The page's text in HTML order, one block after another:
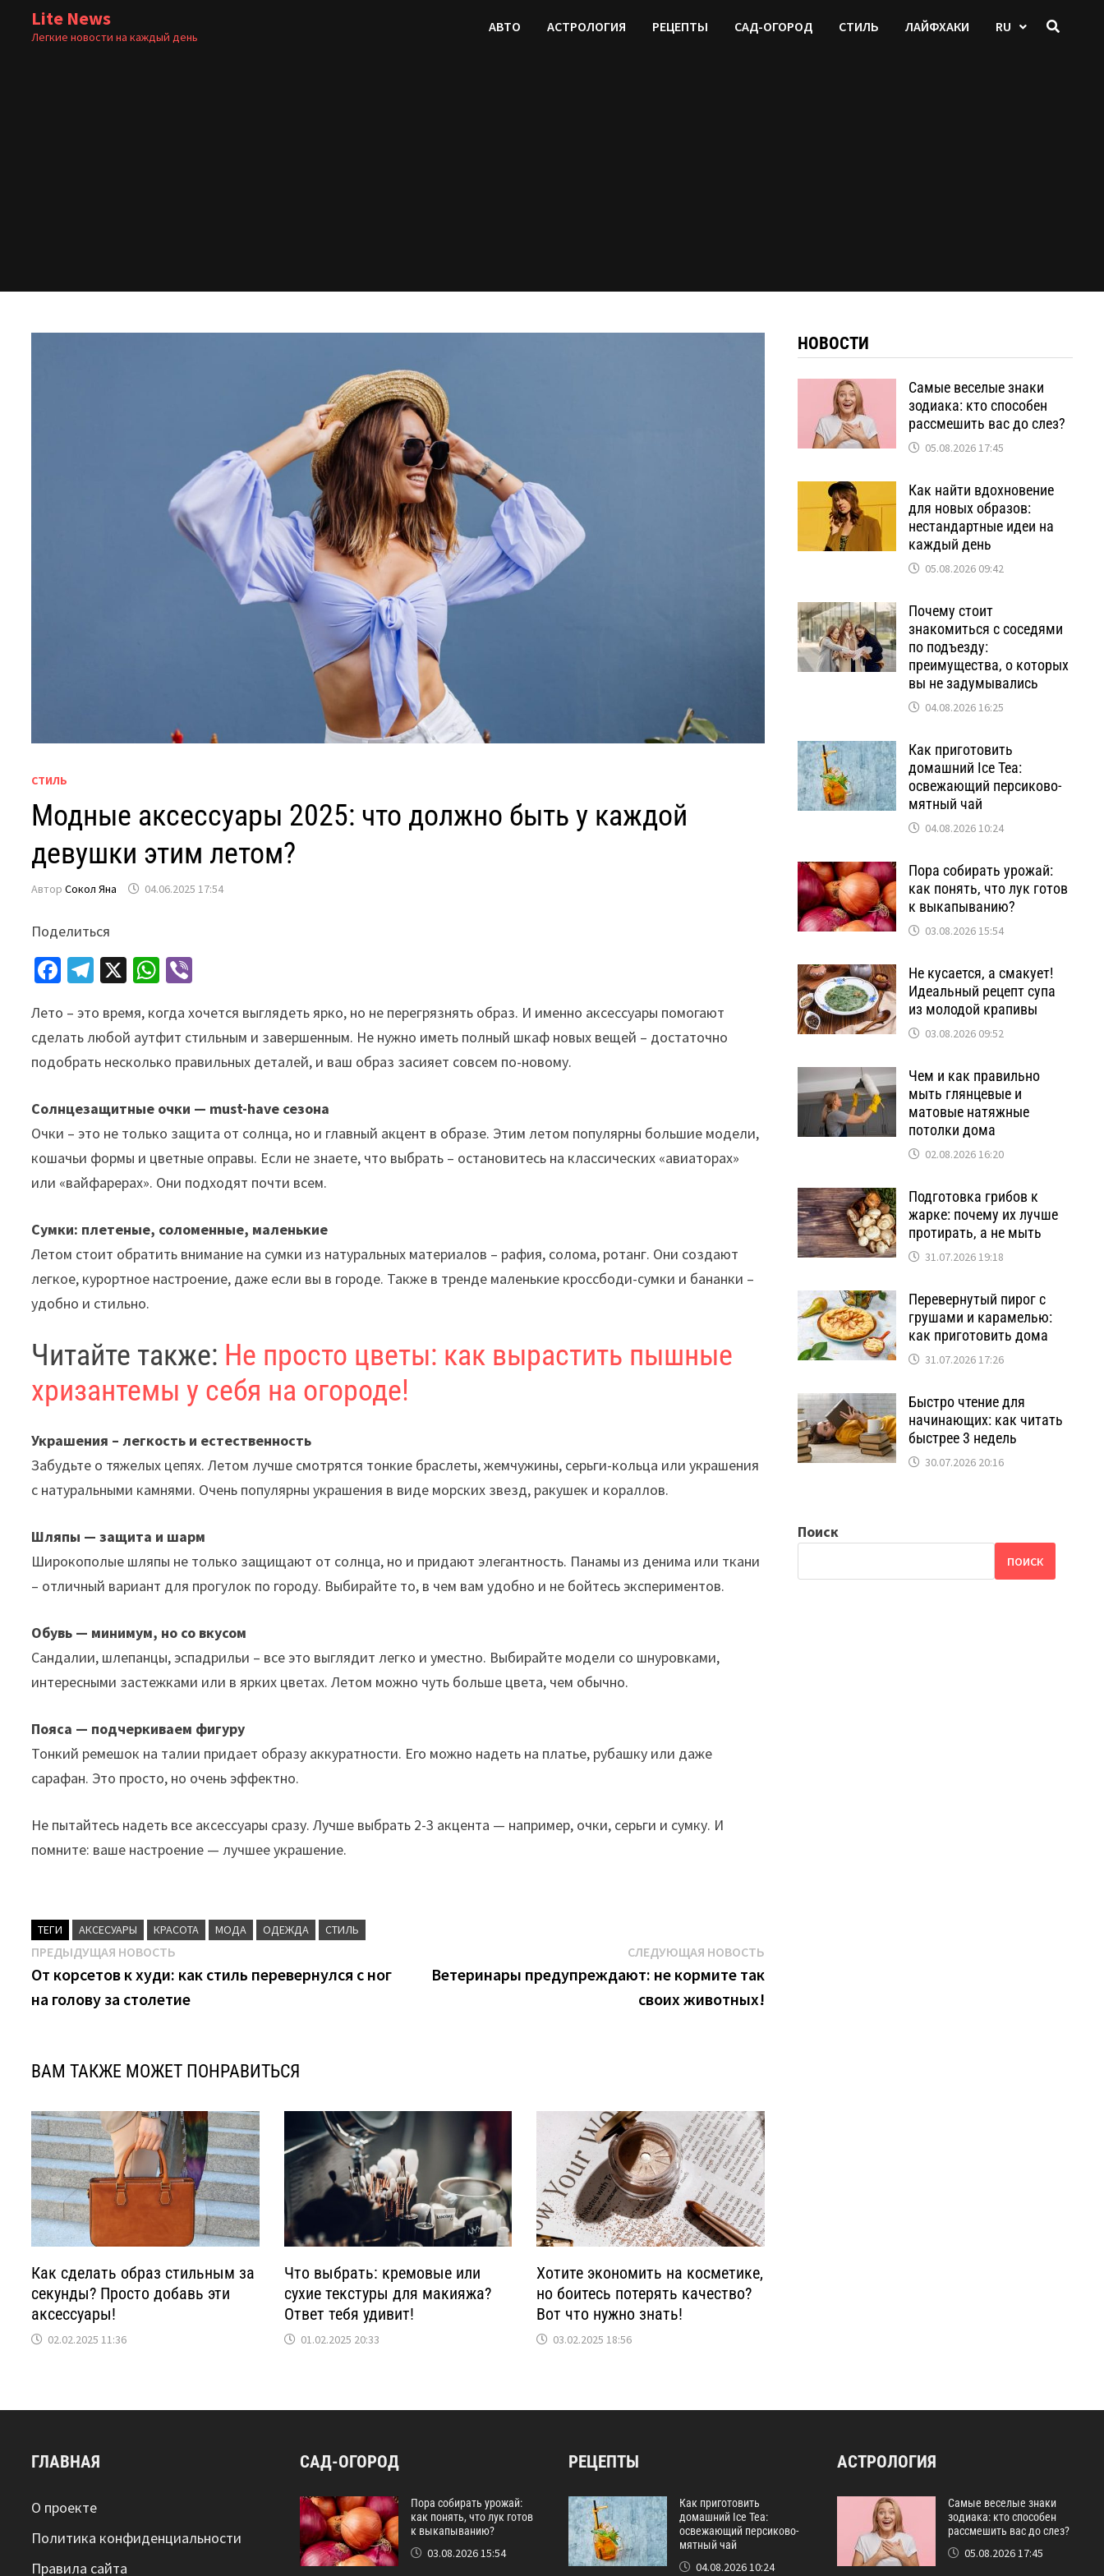
ПерейтиLite News
Легкие новости на каждый день
АВТО АСТРОЛОГИЯ РЕЦЕПТЫ САД-ОГОРОД СТИЛЬ ЛАЙФХАКИ RU
СТИЛЬ
Модные аксессуары 2025: что должно быть у каждой
девушки этим летом?
АвторСокол Яна 04.06.2025 17:54
Поделиться
Fa
b
o
o
k
Te
gr
a
m
X
W
at
sA
p
p
er
Лето – это время, когда хочется выглядеть ярко, но не перегрязнять образ. И именно аксессуары помогают
сделать любой аутфит стильным и завершенным. Не нужно иметь полный шкаф новых вещей – достаточно
подобрать несколько правильных деталей, и ваш образ засияет совсем по-новому.
Солнцезащитные очки — must-have сезона
Очки – это не только защита от солнца, но и главный акцент в образе. Этим летом популярны большие модели,
кошачьи формы и цветные оправы. Если не знаете, что выбрать – остановитесь на классических «авиаторах»
или «вайфарерах». Они подходят почти всем.
Сумки: плетеные, соломенные, маленькие
Летом стоит обратить внимание на сумки из натуральных материалов – рафия, солома, ротанг. Они создают
легкое, курортное настроение, даже если вы в городе. Также в тренде маленькие кроссбоди-сумки и бананки –
удобно и стильно.
Читайте также: Не просто цветы: как вырастить пышные
хризантемы у себя на огороде!
Украшения – легкость и естественность
Забудьте о тяжелых цепях. Летом лучше смотрятся тонкие браслеты, жемчужины, серьги-кольца или украшения
с натуральными камнями. Очень популярны украшения в виде морских звезд, ракушек и кораллов.
Шляпы — защита и шарм
Широкополые шляпы не только защищают от солнца, но и придают элегантность. Панамы из денима или ткани
– отличный вариант для прогулок по городу. Выбирайте то, в чем вам удобно и не бойтесь экспериментов.
Обувь — минимум, но со вкусом
Сандалии, шлепанцы, эспадрильи – все это выглядит легко и уместно. Выбирайте модели со шнуровками,
интересными застежками или в ярких цветах. Летом можно чуть больше цвета, чем обычно.
Пояса — подчеркиваем фигуру
Тонкий ремешок на талии придает образу аккуратности. Его можно надеть на платье, рубашку или даже
сарафан. Это просто, но очень эффектно.
Не пытайтесь надеть все аксессуары сразу. Лучше выбрать 2-3 акцента — например, очки, серьги и сумку. И
помните: ваше настроение — лучшее украшение.
ТЕГИ АКСЕСУАРЫ КРАСОТА МОДА ОДЕЖДА СТИЛЬ
Навигация
по
записям
ПРЕДЫДУЩАЯ НОВОСТЬ
новость:
От корсетов к худи: как стиль перевернулся с ног
на голову за столетие
СЛЕДУЮЩАЯ НОВОСТЬСледующая
новость:
Ветеринары предупреждают: не кормите так
своих животных!
ВАМ ТАКЖЕ МОЖЕТ ПОНРАВИТЬСЯ
Как сделать образ стильным за
секунды? Просто добавь эти
аксессуары!
02.02.2025 11:36
Что выбрать: кремовые или
сухие текстуры для макияжа?
Ответ тебя удивит!
01.02.2025 20:33
Хотите экономить на косметике,
но боитесь потерять качество?
Вот что нужно знать!
03.02.2025 18:56
НОВОСТИ
Самые веселые знаки
зодиака: кто способен
рассмешить вас до слез?
05.08.2026 17:45
Как найти вдохновение
для новых образов:
нестандартные идеи на
каждый день
05.08.2026 09:42
Почему стоит
знакомиться с соседями
по подъезду:
преимущества, о которых
вы не задумывались
04.08.2026 16:25
Как приготовить
домашний Ice Tea:
освежающий персиково-
мятный чай
04.08.2026 10:24
Пора собирать урожай:
как понять, что лук готов
к выкапыванию?
03.08.2026 15:54
Не кусается, а смакует!
Идеальный рецепт супа
из молодой крапивы
03.08.2026 09:52
Чем и как правильно
мыть глянцевые и
матовые натяжные
потолки дома
02.08.2026 16:20
Подготовка грибов к
жарке: почему их лучше
протирать, а не мыть
31.07.2026 19:18
Перевернутый пирог с
грушами и карамелью:
как приготовить дома
31.07.2026 17:26
Быстро чтение для
начинающих: как читать
быстрее 3 недель
30.07.2026 20:16
Поиск
ПОИСК
ГЛАВНАЯ
О проекте
Политика конфиденциальности
Правила сайта
САД-ОГОРОД
Пора собирать урожай:
как понять, что лук готов
к выкапыванию?
03.08.2026 15:54
РЕЦЕПТЫ
Как приготовить
домашний Ice Tea:
освежающий персиково-
мятный чай
04.08.2026 10:24
АСТРОЛОГИЯ
Самые веселые знаки
зодиака: кто способен
рассмешить вас до слез?
05.08.2026 17:45